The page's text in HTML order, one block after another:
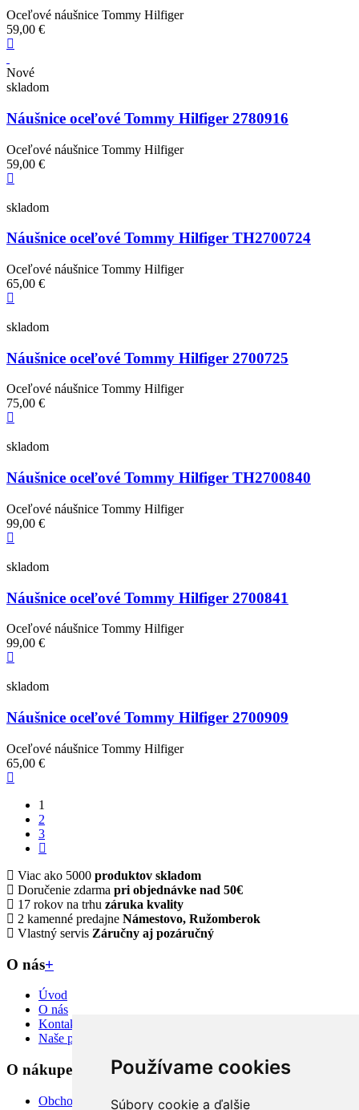
Používame cookies
Súbory cookie a ďalšie
Oceľové náušnice Tommy Hilfiger
59,00 €
Nové
skladom
Náušnice oceľové Tommy Hilfiger 2780916
Oceľové náušnice Tommy Hilfiger
59,00 €
skladom
Náušnice oceľové Tommy Hilfiger TH2700724
Oceľové náušnice Tommy Hilfiger
65,00 €
skladom
Náušnice oceľové Tommy Hilfiger 2700725
Oceľové náušnice Tommy Hilfiger
75,00 €
skladom
Náušnice oceľové Tommy Hilfiger TH2700840
Oceľové náušnice Tommy Hilfiger
99,00 €
skladom
Náušnice oceľové Tommy Hilfiger 2700841
Oceľové náušnice Tommy Hilfiger
99,00 €
skladom
Náušnice oceľové Tommy Hilfiger 2700909
Oceľové náušnice Tommy Hilfiger
65,00 €
1
2
3
Viac ako 5000 produktov skladom
Doručenie zdarma pri objednávke nad 50€
17 rokov na trhu záruka kvality
2 kamenné predajne Námestovo, Ružomberok
Vlastný servis Záručny aj pozáručný
O nás+
Úvod
O nás
Kontakt
Naše predajne
O nákupe
Obchodné podmienky